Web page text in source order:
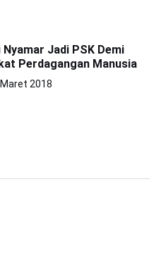
Nyamar Jadi PSK Demi
Perdagangan Manusia
2018